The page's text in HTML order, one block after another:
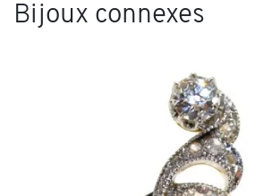
Bijoux connexes